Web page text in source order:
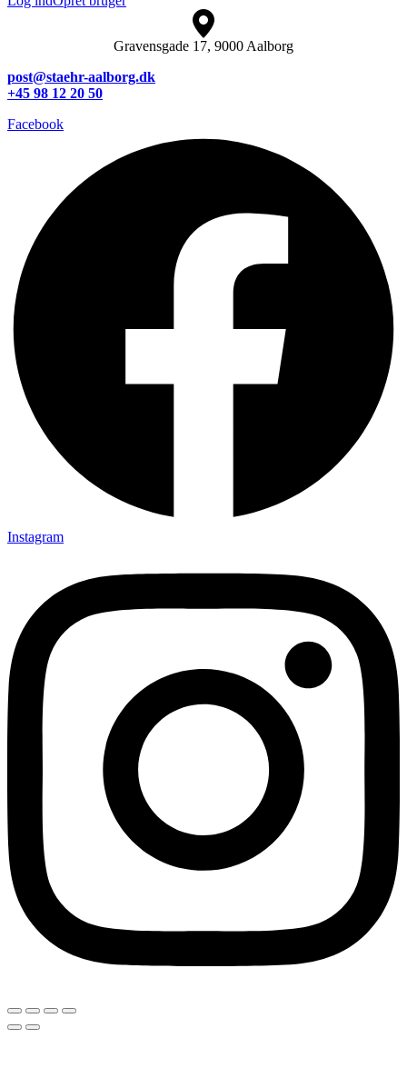
Gravensgade 17, 9000 Aalborg
post@staehr-aalborg.dk
+45 98 12 20 50
Facebook
Instagram